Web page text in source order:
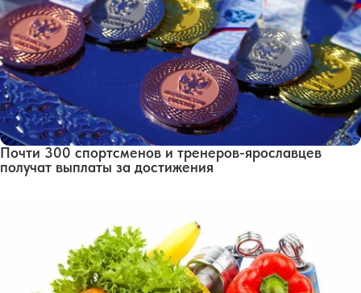
Почти 300 спортсменов и тренеров-ярославцев
получат выплаты за достижения